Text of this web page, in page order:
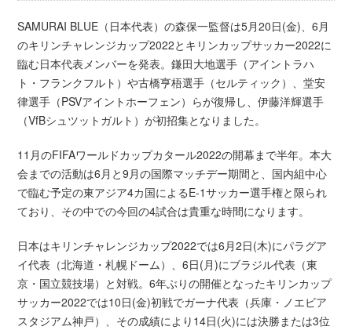
SAMURAI BLUE（日本代表）の森保一監督は5月20日(金)、6月
のキリンチャレンジカップ2022とキリンカップサッカー2022に
臨む日本代表メンバーを発表。鎌田大地選手（アイントラハ
ト・フランクフルト）や古橋亨梧選手（セルティック）、堂安
律選手（PSVアイントホーフェン）らが復帰し、伊藤洋輝選手
（VfBシュツットガルト）が初招集となりました。
11月のFIFAワールドカップカタール2022の開幕まで半年。本大
会までの活動は6月と9月の国際マッチデー期間と、国内組中心
で臨む予定の東アジア4カ国によるE-1サッカー選手権と限られ
ており、その中での今回の4試合は貴重な時間になります。
日本はキリンチャレンジカップ2022では6月2日(木)にパラグア
イ代表（北海道・札幌ドーム）、6日(月)にブラジル代表（東
京・国立競技場）と対戦。6年ぶりの開催となったキリンカップ
サッカー2022では10日(金)初戦でガーナ代表（兵庫・ノエビア
スタジアム神戸）、その成績により14日(火)には決勝または3位